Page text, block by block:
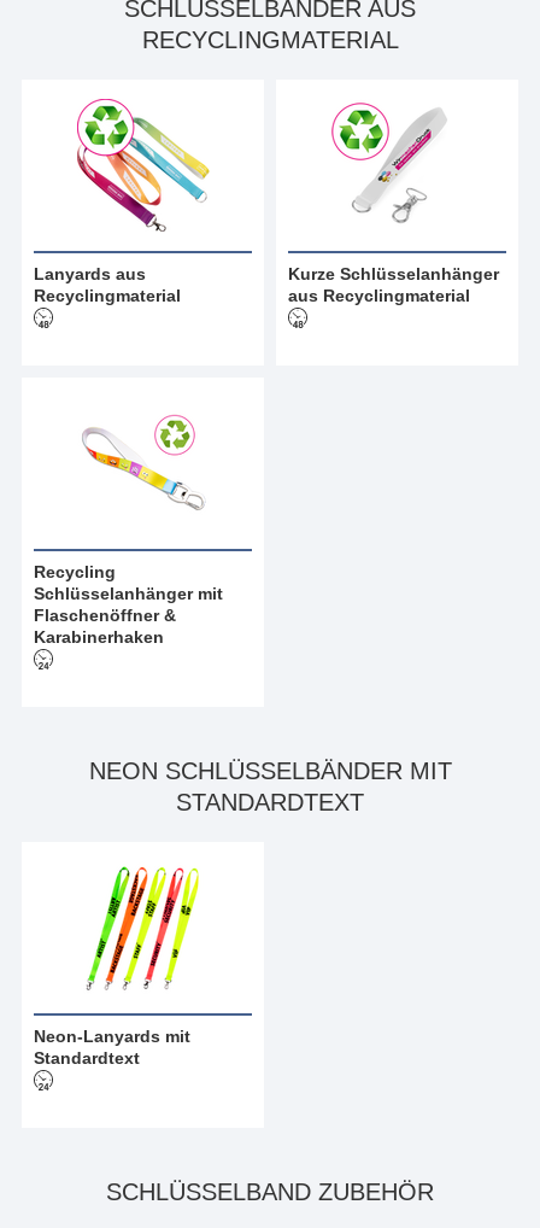
SCHLÜSSELBÄNDER AUS
RECYCLINGMATERIAL
Lanyards aus
Recyclingmaterial
Kurze Schlüsselanhänger
aus Recyclingmaterial
Recycling
Schlüsselanhänger mit
Flaschenöffner &
Karabinerhaken
NEON SCHLÜSSELBÄNDER MIT
STANDARDTEXT
Neon-Lanyards mit
Standardtext
SCHLÜSSELBAND ZUBEHÖR